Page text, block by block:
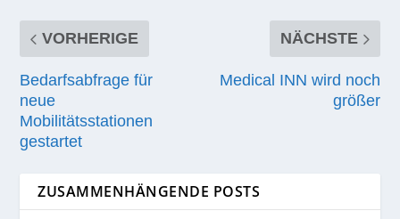
VORHERIGE
Bedarfsabfrage für
neue
Mobilitätsstationen
gestartet
NÄCHSTE
Medical INN wird noch
größer
ZUSAMMENHÄNGENDE POSTS